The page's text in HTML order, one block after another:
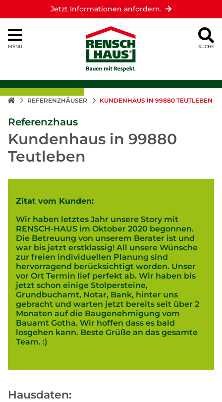
Jetzt Informationen anfordern.
MENU SUCHE
REFERENZHÄUSER KUNDENHAUS IN 99880 TEUTLEBEN
Referenzhaus
Kundenhaus in 99880
Teutleben
Zitat vom Kunden:
Wir haben letztes Jahr unsere Story mit
RENSCH-HAUS im Oktober 2020 begonnen.
Die Betreuung von unserem Berater ist und
war bis jetzt erstklassig! All unsere Wünsche
zur freien individuellen Planung sind
hervorragend berücksichtigt worden. Unser
vor Ort Termin lief perfekt ab. Wir haben bis
jetzt schon einige Stolpersteine,
Grundbuchamt, Notar, Bank, hinter uns
gebracht und warten jetzt bereits seit über 2
Monaten auf die Baugenehmigung vom
Bauamt Gotha. Wir hoffen dass es bald
losgehen kann. Beste Grüße an das gesamte
Team. :)
Hausdaten: